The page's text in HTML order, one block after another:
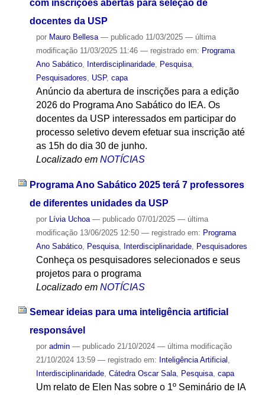
com inscrições abertas para seleção de
docentes da USP
por Mauro Bellesa — publicado11/03/2025 — última
modificação11/03/2025 11:46 — registrado em: Programa
Ano Sabático, Interdisciplinaridade, Pesquisa,
Pesquisadores, USP, capa
Anúncio da abertura de inscrições para a edição
2026 do Programa Ano Sabático do IEA. Os
docentes da USP interessados em participar do
processo seletivo devem efetuar sua inscrição até
as 15h do dia 30 de junho.
Localizado em NOTÍCIAS
Programa Ano Sabático 2025 terá 7 professores
de diferentes unidades da USP
por Lívia Uchoa — publicado07/01/2025 — última
modificação13/06/2025 12:50 — registrado em: Programa
Ano Sabático, Pesquisa, Interdisciplinaridade, Pesquisadores
Conheça os pesquisadores selecionados e seus
projetos para o programa
Localizado em NOTÍCIAS
Semear ideias para uma inteligência artificial
responsável
por admin — publicado21/10/2024 — última modificação
21/10/2024 13:59 — registrado em: Inteligência Artificial ,
Interdisciplinaridade, Cátedra Oscar Sala, Pesquisa, capa
Um relato de Elen Nas sobre o 1º Seminário de IA